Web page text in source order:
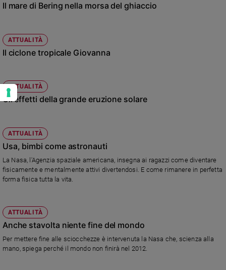
Il mare di Bering nella morsa del ghiaccio
ATTUALITÀ
Il ciclone tropicale Giovanna
ATTUALITÀ
Gli effetti della grande eruzione solare
ATTUALITÀ
Usa, bimbi come astronauti
La Nasa, l'Agenzia spaziale americana, insegna ai ragazzi come diventare
fisicamente e mentalmente attivi divertendosi. E come rimanere in perfetta
forma fisica tutta la vita.
ATTUALITÀ
Anche stavolta niente fine del mondo
Per mettere fine alle sciocchezze è intervenuta la Nasa che, scienza alla
mano, spiega perché il mondo non finirà nel 2012.